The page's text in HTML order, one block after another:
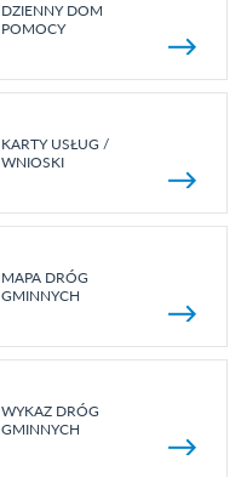
DZIENNY DOM
POMOCY
KARTY USŁUG /
WNIOSKI
MAPA DRÓG
GMINNYCH
WYKAZ DRÓG
GMINNYCH